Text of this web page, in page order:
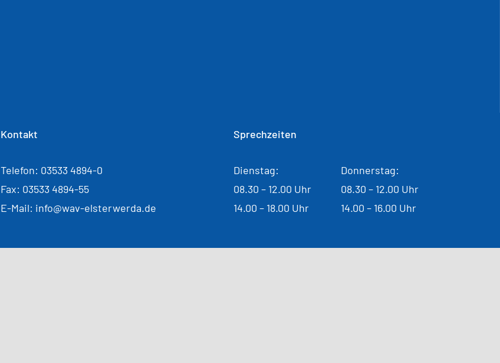
Kontakt
Telefon: 03533 4894-0
Fax: 03533 4894-55
E-Mail: info@wav-elsterwerda.de
Sprechzeiten
Dienstag:
08.30 – 12.00 Uhr
14.00 – 18.00 Uhr
Donnerstag:
08.30 – 12.00 Uhr
14.00 – 16.00 Uhr